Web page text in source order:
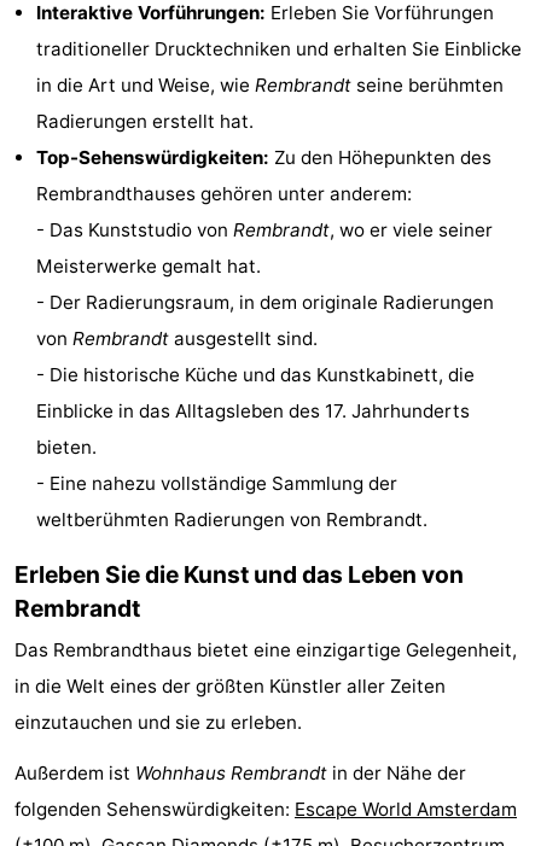
trinken
-
Warenhäuser
Veranstaltungen
Kanale
Homohauptstadt
Geschichte
Diamante
im
Gärten
Parks
Umgebung
-
Nordholland
-
Interaktive Vorführungen: Erleben Sie Vorführungen
traditioneller Drucktechniken und erhalten Sie Einblicke
in die Art und Weise, wie Rembrandt seine berühmten
Radierungen erstellt hat.
Top-Sehenswürdigkeiten: Zu den Höhepunkten des
Rembrandthauses gehören unter anderem:
- Das Kunststudio von Rembrandt, wo er viele seiner
Meisterwerke gemalt hat.
- Der Radierungsraum, in dem originale Radierungen
von Rembrandt ausgestellt sind.
- Die historische Küche und das Kunstkabinett, die
Einblicke in das Alltagsleben des 17. Jahrhunderts
bieten.
- Eine nahezu vollständige Sammlung der
weltberühmten Radierungen von Rembrandt.
Erleben Sie die Kunst und das Leben von
Rembrandt
Das Rembrandthaus bietet eine einzigartige Gelegenheit,
in die Welt eines der größten Künstler aller Zeiten
einzutauchen und sie zu erleben.
Außerdem ist Wohnhaus Rembrandt in der Nähe der
folgenden Sehenswürdigkeiten: Escape World Amsterdam